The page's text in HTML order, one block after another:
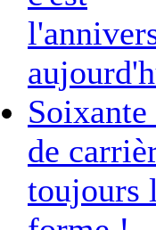
Soixante
de
toujours